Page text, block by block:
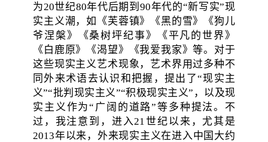
为20世纪80年代后期到90年代的“新写实”现
实主义潮，如《芙蓉镇》《黑的雪》《狗儿
爷涅槃》《桑树坪纪事》《平凡的世界》
《白鹿原》《渴望》《我爱我家》等。对于
这些现实主义艺术现象，艺术界用过多种不
同外来术语去认识和把握，提出了“现实主
义”“批判现实主义”“积极现实主义”，以及现
实主义作为“广阔的道路”等多种提法。不
过，我注意到，进入21世纪以来，尤其是
2013年以来，外来现实主义在进入中国大约